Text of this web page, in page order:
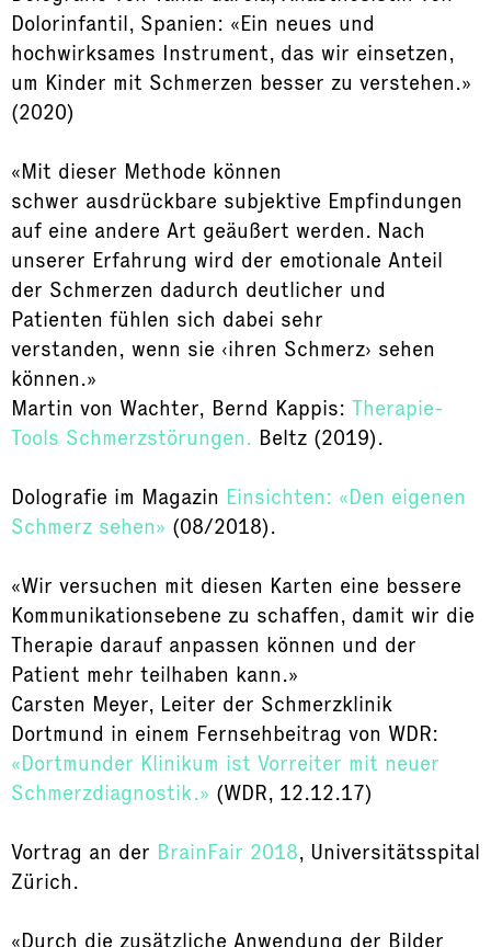
Dolorinfantil, Spanien: «Ein neues und
hochwirksames Instrument, das wir einsetzen,
um Kinder mit Schmerzen besser zu verstehen.»
(2020)
«Mit dieser Methode können
schwer ausdrückbare subjektive Empfindungen
auf eine andere Art geäußert werden. Nach
unserer Erfahrung wird der emotionale Anteil
der Schmerzen dadurch deutlicher und
Patienten fühlen sich dabei sehr
verstanden, wenn sie ‹ihren Schmerz› sehen
können.»
Martin von Wachter, Bernd Kappis: Therapie-
Tools Schmerzstörungen. Beltz (2019).
Dolografie im Magazin Einsichten: «Den eigenen
Schmerz sehen» (08/2018).
«Wir versuchen mit diesen Karten eine bessere
Kommunikationsebene zu schaffen, damit wir die
Therapie darauf anpassen können und der
Patient mehr teilhaben kann.»
Carsten Meyer, Leiter der Schmerzklinik
Dortmund in einem Fernsehbeitrag von WDR:
«Dortmunder Klinikum ist Vorreiter mit neuer
Schmerzdiagnostik.» (WDR, 12.12.17)
Vortrag an der BrainFair 2018, Universitätsspital
Zürich.
«Durch die zusätzliche Anwendung der Bilder